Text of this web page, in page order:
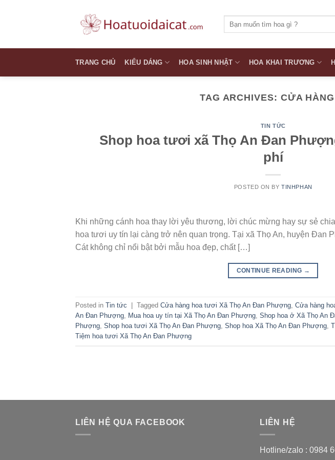
kiếm:
TRANG CHỦ KIỂU DÁNG HOA SINH NHẬT HOA KHAI TRƯƠNG
TAG ARCHIVES: CỬA
TIN TỨC
Shop hoa tươi xã Thọ An Đan
phí
POSTED ON BYTINHPHAN
Khi những cánh hoa thay lời yêu thương, lời chúc mừng hay sự sẻ
hoa tươi uy tín lại càng trở nên quan trọng. Tại xã Thọ An, huyện Đan
Cát không chỉ nổi bật bởi mẫu hoa đẹp, chất […]
CONTINUE READING →
Posted in Tin tức Tagged Cửa hàng hoa tươi Xã Thọ An Đan Phượng, Cửa hàng
An Đan Phượng, Mua hoa uy tín tại Xã Thọ An Đan Phượng, Shop hoa ở Xã Thọ An
Phượng, Shop hoa tươi Xã Thọ An Đan Phượng, Shop hoa Xã Thọ An Đan Phượng,
Tiệm hoa tươi Xã Thọ An Đan Phượng
LIÊN HỆ QUA FACEBOOK LIÊN HỆ
Hotline/zalo : 0984